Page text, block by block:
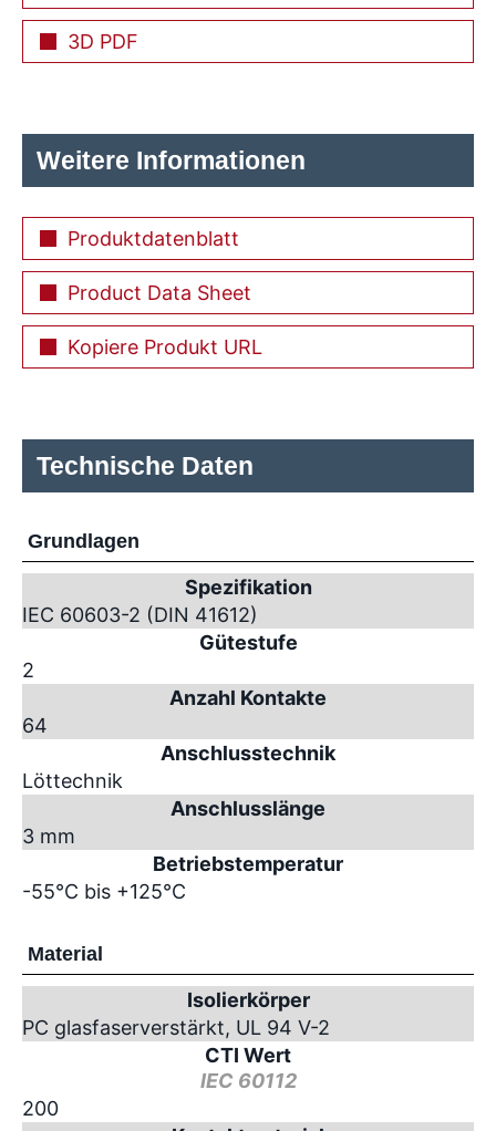
3D PDF
Weitere Informationen
Produktdatenblatt
Product Data Sheet
Kopiere Produkt URL
Technische Daten
Grundlagen
Spezifikation
IEC 60603-2 (DIN 41612)
Gütestufe
2
Anzahl Kontakte
64
Anschlusstechnik
Löttechnik
Anschlusslänge
3 mm
Betriebstemperatur
-55°C bis +125°C
Material
Isolierkörper
PC glasfaserverstärkt, UL 94 V-2
CTI Wert
IEC 60112
200